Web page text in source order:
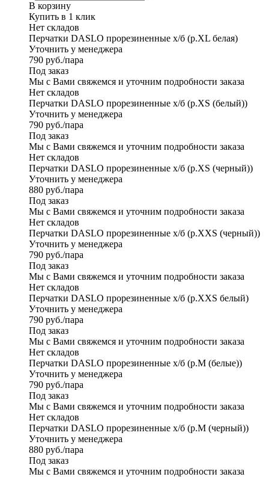
В корзину
Купить в 1 клик
Нет складов
Перчатки DASLO прорезиненные x/б (р.XL белая)
Уточнить у менеджера
790 руб./пара
Под заказ
Мы с Вами свяжемся и уточним подробности заказа
Нет складов
Перчатки DASLO прорезиненные x/б (р.XS (белый))
Уточнить у менеджера
790 руб./пара
Под заказ
Мы с Вами свяжемся и уточним подробности заказа
Нет складов
Перчатки DASLO прорезиненные x/б (р.XS (черный))
Уточнить у менеджера
880 руб./пара
Под заказ
Мы с Вами свяжемся и уточним подробности заказа
Нет складов
Перчатки DASLO прорезиненные x/б (р.XXS (черный))
Уточнить у менеджера
790 руб./пара
Под заказ
Мы с Вами свяжемся и уточним подробности заказа
Нет складов
Перчатки DASLO прорезиненные x/б (р.XXS белый)
Уточнить у менеджера
790 руб./пара
Под заказ
Мы с Вами свяжемся и уточним подробности заказа
Нет складов
Перчатки DASLO прорезиненные x/б (р.М (белые))
Уточнить у менеджера
790 руб./пара
Под заказ
Мы с Вами свяжемся и уточним подробности заказа
Нет складов
Перчатки DASLO прорезиненные x/б (р.М (черный))
Уточнить у менеджера
880 руб./пара
Под заказ
Мы с Вами свяжемся и уточним подробности заказа